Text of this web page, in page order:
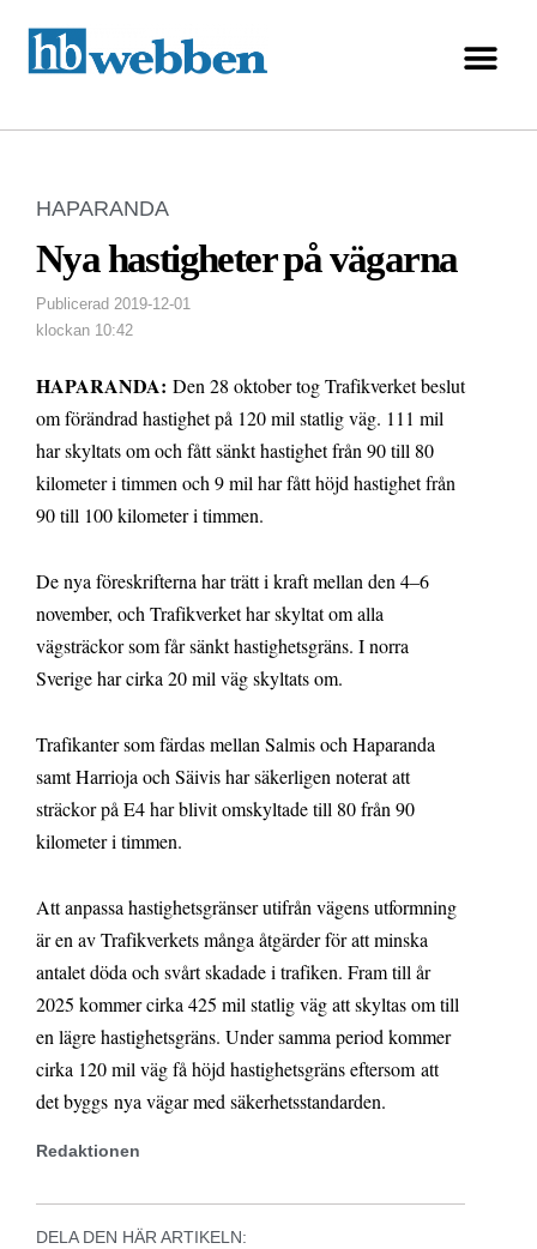
HAPARANDA
Nya hastigheter på vägarna
Publicerad 2019-12-01
klockan 10:42
HAPARANDA: Den 28 oktober tog Trafikverket beslut
om förändrad hastighet på 120 mil statlig väg. 111 mil
har skyltats om och fått sänkt hastighet från 90 till 80
kilometer i timmen och 9 mil har fått höjd hastighet från
90 till 100 kilometer i timmen.
De nya föreskrifterna har trätt i kraft mellan den 4–6
november, och Trafikverket har skyltat om alla
vägsträckor som får sänkt hastighetsgräns. I norra
Sverige har cirka 20 mil väg skyltats om.
Trafikanter som färdas mellan Salmis och Haparanda
samt Harrioja och Säivis har säkerligen noterat att
sträckor på E4 har blivit omskyltade till 80 från 90
kilometer i timmen.
Att anpassa hastighetsgränser utifrån vägens utformning
är en av Trafikverkets många åtgärder för att minska
antalet döda och svårt skadade i trafiken. Fram till år
2025 kommer cirka 425 mil statlig väg att skyltas om till
en lägre hastighetsgräns. Under samma period kommer
cirka 120 mil väg få höjd hastighetsgräns eftersom att
det byggs nya vägar med säkerhetsstandarden.
Redaktionen
DELA DEN HÄR ARTIKELN: